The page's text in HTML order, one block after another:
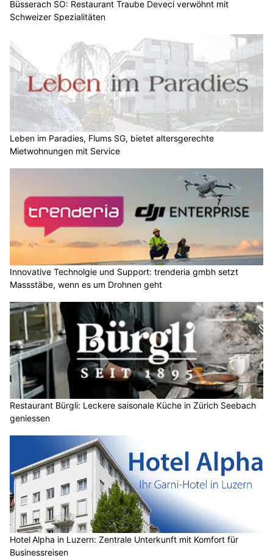
Büsserach SO: Restaurant Traube Deveci verwöhnt mit
Schweizer Spezialitäten
Leben im Paradies, Flums SG, bietet altersgerechte
Mietwohnungen mit Service
Innovative Technolgie und Support: trenderia gmbh setzt
Massstäbe, wenn es um Drohnen geht
Restaurant Bürgli: Leckere saisonale Küche in Zürich Seebach
geniessen
Hotel Alpha in Luzern: Zentrale Unterkunft mit Komfort für
Businessreisen